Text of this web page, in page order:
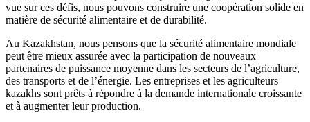
vue sur ces défis, nous pouvons construire une coopération solide en
matière de sécurité alimentaire et de durabilité.
Au Kazakhstan, nous pensons que la sécurité alimentaire mondiale
peut être mieux assurée avec la participation de nouveaux
partenaires de puissance moyenne dans les secteurs de l’agriculture,
des transports et de l’énergie. Les entreprises et les agriculteurs
kazakhs sont prêts à répondre à la demande internationale croissante
et à augmenter leur production.